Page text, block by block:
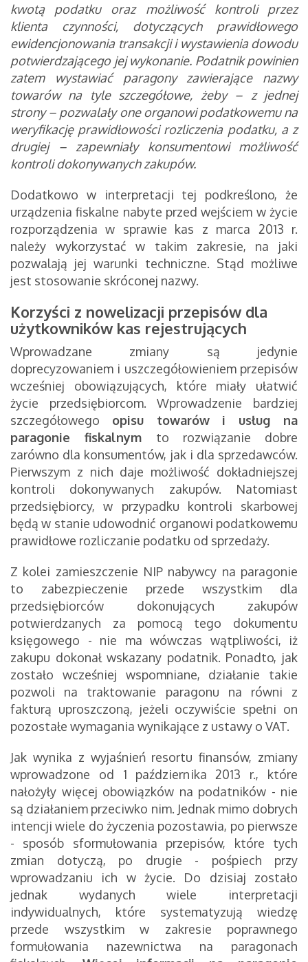
kwotą podatku oraz możliwość kontroli przez
klienta czynności, dotyczących prawidłowego
ewidencjonowania transakcji i wystawienia dowodu
potwierdzającego jej wykonanie. Podatnik powinien
zatem wystawiać paragony zawierające nazwy
towarów na tyle szczegółowe, żeby – z jednej
strony – pozwalały one organowi podatkowemu na
weryfikację prawidłowości rozliczenia podatku, a z
drugiej – zapewniały konsumentowi możliwość
kontroli dokonywanych zakupów.
Dodatkowo w interpretacji tej podkreślono, że
urządzenia fiskalne nabyte przed wejściem w życie
rozporządzenia w sprawie kas z marca 2013 r.
należy wykorzystać w takim zakresie, na jaki
pozwalają jej warunki techniczne. Stąd możliwe
jest stosowanie skróconej nazwy.
Korzyści z nowelizacji przepisów dla
użytkowników kas rejestrujących
Wprowadzane zmiany są jedynie
doprecyzowaniem i uszczegółowieniem przepisów
wcześniej obowiązujących, które miały ułatwić
życie przedsiębiorcom. Wprowadzenie bardziej
szczegółowego opisu towarów i usług na
paragonie fiskalnym to rozwiązanie dobre
zarówno dla konsumentów, jak i dla sprzedawców.
Pierwszym z nich daje możliwość dokładniejszej
kontroli dokonywanych zakupów. Natomiast
przedsiębiorcy, w przypadku kontroli skarbowej
będą w stanie udowodnić organowi podatkowemu
prawidłowe rozliczanie podatku od sprzedaży.
Z kolei zamieszczenie NIP nabywcy na paragonie
to zabezpieczenie przede wszystkim dla
przedsiębiorców dokonujących zakupów
potwierdzanych za pomocą tego dokumentu
księgowego - nie ma wówczas wątpliwości, iż
zakupu dokonał wskazany podatnik. Ponadto, jak
zostało wcześniej wspomniane, działanie takie
pozwoli na traktowanie paragonu na równi z
fakturą uproszczoną, jeżeli oczywiście spełni on
pozostałe wymagania wynikające z ustawy o VAT.
Jak wynika z wyjaśnień resortu finansów, zmiany
wprowadzone od 1 października 2013 r., które
nałożyły więcej obowiązków na podatników - nie
są działaniem przeciwko nim. Jednak mimo dobrych
intencji wiele do życzenia pozostawia, po pierwsze
- sposób sformułowania przepisów, które tych
zmian dotyczą, po drugie - pośpiech przy
wprowadzaniu ich w życie. Do dzisiaj zostało
jednak wydanych wiele interpretacji
indywidualnych, które systematyzują wiedzę
przede wszystkim w zakresie poprawnego
formułowania nazewnictwa na paragonach